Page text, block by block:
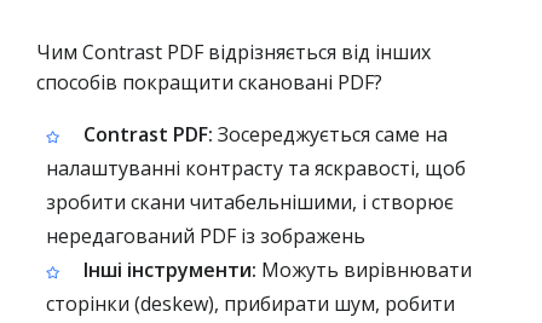
Чим Contrast PDF відрізняється від інших
способів покращити скановані PDF?
Contrast PDF: Зосереджується саме на
налаштуванні контрасту та яскравості, щоб
зробити скани читабельнішими, і створює
нередагований PDF із зображень
Інші інструменти: Можуть вирівнювати
сторінки (deskew), прибирати шум, робити